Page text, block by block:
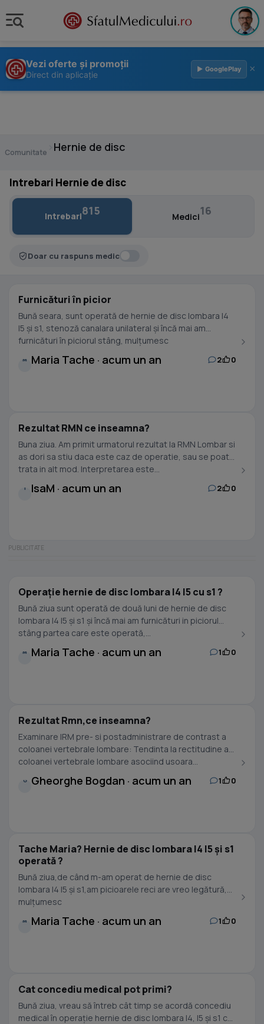
Vezi oferte și promoții
Direct din aplicație
▶ GooglePlay ×
Comunitate Hernie de disc
Intrebari Hernie de disc
Intrebari815 Medici16
Doar cu raspuns medic
Furnicături în picior
Bună seara, sunt operată de hernie de disc lombara l4
l5 și s1, stenoză canalara unilateral și încă mai am
furnicături în piciorul stâng, mulțumesc
M Maria Tache · acum un an 2 0
Rezultat RMN ce inseamna?
Buna ziua. Am primit urmatorul rezultat la RMN Lombar si
as dori sa stiu daca este caz de operatie, sau se poate
trata in alt mod. Interpretarea este...
I IsaM · acum un an 2 0
Operație hernie de disc lombara l4 l5 cu s1 ?
Bună ziua sunt operată de două luni de hernie de disc
lombara l4 l5 și s1 și încă mai am furnicături in piciorul
stâng partea care este operată,...
M Maria Tache · acum un an 1 0
Rezultat Rmn,ce inseamna?
Examinare IRM pre- si postadministrare de contrast a
coloanei vertebrale lombare: Tendinta la rectitudine a
coloanei vertebrale lombare asociind usoara...
G Gheorghe Bogdan · acum un an 1 0
Tache Maria? Hernie de disc lombara l4 l5 și s1
operată ?
Bună ziua,de când m-am operat de hernie de disc
lombara l4 l5 și s1,am picioarele reci are vreo legătură,
mulțumesc
M Maria Tache · acum un an 1 0
Cat concediu medical pot primi?
Bună ziua, vreau să întreb cât timp se acordă concediu
medical în operație hernie de disc lombara l4, l5 și s1 cu